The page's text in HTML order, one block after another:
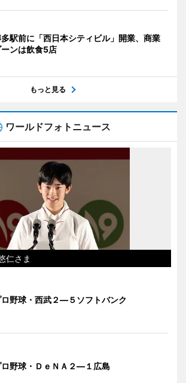
駅前に「西日本シティビル」開業、商業
ーンは飲食5店
もっと見る
ワールドフォトニュース
仁さま
ロ野球・西武２―５ソフトバンク
ロ野球・ＤｅＮＡ２―１広島